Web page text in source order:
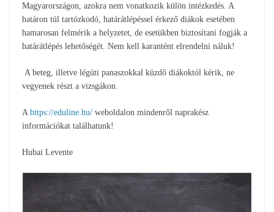
Magyarországon, azokra nem vonatkozik külön intézkedés. A
határon túl tartózkodó, határátlépéssel érkező diákok esetében
hamarosan felmérik a helyzetet, de esetükben biztosítani fogják a
határátlépés lehetőségét. Nem kell karantént elrendelni náluk!
A beteg, illetve légúti panaszokkal küzdő diákoktól kérik, ne
vegyenek részt a vizsgákon.
A https://eduline.hu/ weboldalon mindenről naprakész
információkat találhatunk!
Hubai Levente